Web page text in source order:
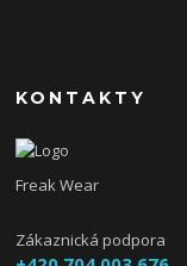
KONTAKTY
Freak Wear
Zákaznická podpora